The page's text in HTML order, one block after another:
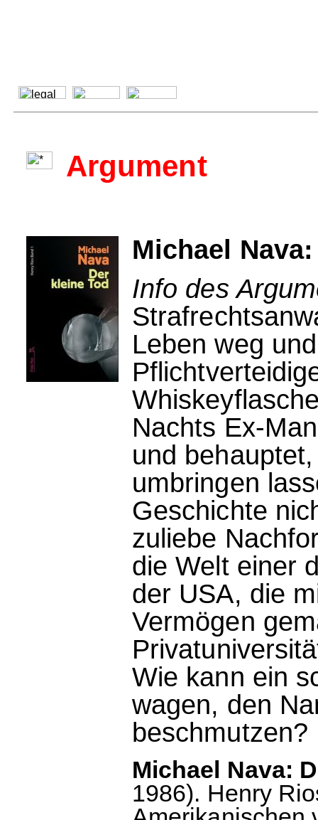
Argument
Michael
Info des
Leben weg
Nachts Ex-
und
umbringen
Geschichte
zuliebe
die Welt einer
der USA, die
Vermögen
Wie kann ein
wagen, den
beschmutzen?
Michael Nava:
1986). Henry